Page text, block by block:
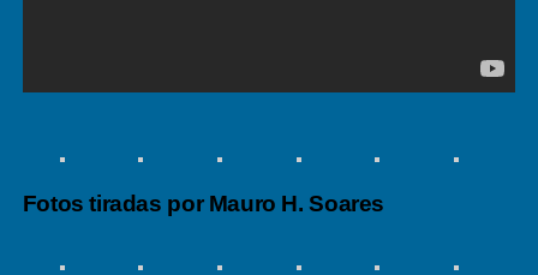
Fotos tiradas por Mauro H. Soares